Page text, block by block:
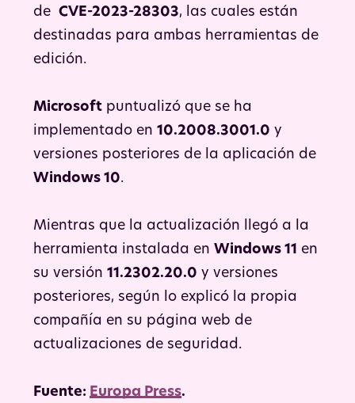
de CVE-2023-28303, las cuales están
destinadas para ambas herramientas de
edición.
Microsoft puntualizó que se ha
implementado en 10.2008.3001.0 y
versiones posteriores de la aplicación de
Windows 10.
Mientras que la actualización llegó a la
herramienta instalada en Windows 11 en
su versión 11.2302.20.0 y versiones
posteriores, según lo explicó la propia
compañía en su página web de
actualizaciones de seguridad.
Fuente: Europa Press.